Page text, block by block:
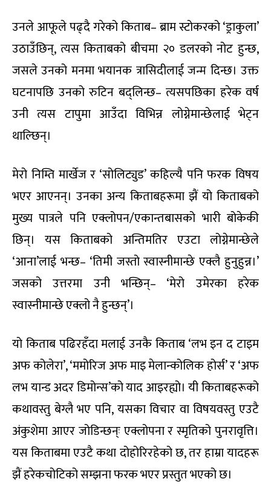
उनले आफूले पढ्दै गरेको किताब– ब्राम स्टोकरको ‘ड्राकुला’
उठाउँछिन्, त्यस किताबको बीचमा २० डलरको नोट हुन्छ,
जसले उनको मनमा भयानक त्रासिदीलाई जन्म दिन्छ। उक्त
घटनापछि उनको रुटिन बद्लिन्छ– त्यसपछिका हरेक वर्ष
उनी त्यस टापुमा आउँदा विभिन्न लोग्नेमान्छेलाई भेट्न
थाल्छिन्।
मेरो निम्ति मार्खेज र ‘सोलिट्युड’ कहिल्यै पनि फरक विषय
भएर आएनन्। उनका अन्य किताबहरूमा झैं यो किताबको
मुख्य पात्रले पनि एक्लोपन/एकान्तबासको भारी बोकेकी
छिन्। यस किताबको अन्तिमतिर एउटा लोग्नेमान्छेले
‘आना’लाई भन्छ– ‘तिमी जस्तो स्वास्नीमान्छे एक्लै हुनुहुन्न।’
जसको उत्तरमा उनी भन्छिन्– ‘मेरो उमेरका हरेक
स्वास्नीमान्छे एक्लो नै हुन्छन्’।
यो किताब पढिरहँदा मलाई उनकै किताब ‘लभ इन द टाइम
अफ कोलेरा’, ‘ममोरिज अफ माइ मेलान्कोलिक होर्स’ र ‘अफ
लभ यान्ड अदर डिमोन्स’को याद आइरह्यो। यी किताबहरूको
कथावस्तु बेग्लै भए पनि, यसका विचार वा विषयवस्तु एउटै
अंकुशेमा आएर जोडिन्छन्ः एक्लोपना र स्मृतिको पुनरावृत्ति।
यस किताबमा एउटै कथा दोहोरिरहेको छ, तर हाम्रा यादहरू
झैं हरेकचोटिको सम्झना फरक भएर प्रस्तुत भएको छ।